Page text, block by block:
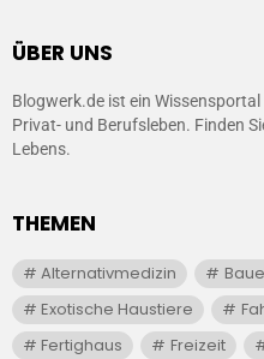
ÜBER UNS
Blogwerk.de ist ein
Privat- und Berufsleben. Finden
Lebens.
THEMEN
Alternativmedizin
Exotische Haustiere
Fertighaus
Freizeit